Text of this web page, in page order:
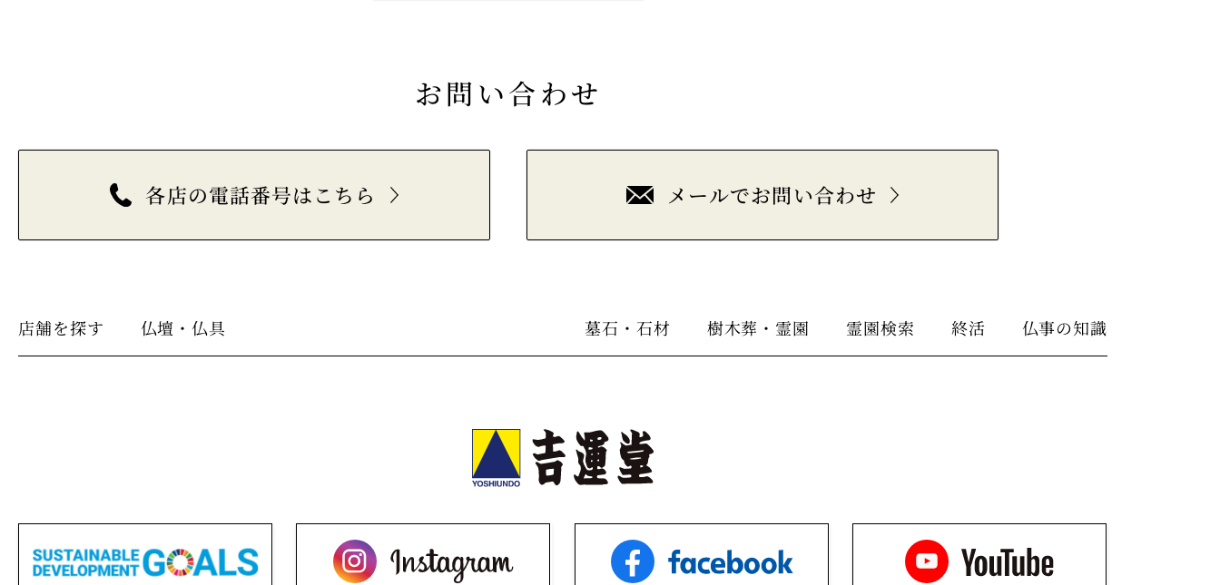
お問い合わせ
各店の電話番号はこちら メールでお問い合わせ
店舗を探す 仏壇・仏具 墓石・石材 樹木葬・霊園 霊園検索 終活 仏事の知識